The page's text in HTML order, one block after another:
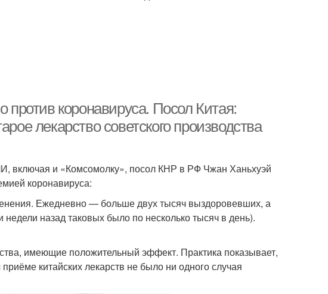
против коронавируса. Посол Китая:
лекарство советского производства
включая и «Комсомолку», посол КНР в РФ Чжан Ханьхуэй
коронавируса:
Ежедневно — больше двух тысяч выздоровевших, а
назад таковых было по несколько тысяч в день).
имеющие положительный эффект. Практика показывает,
китайских лекарств не было ни одного случая